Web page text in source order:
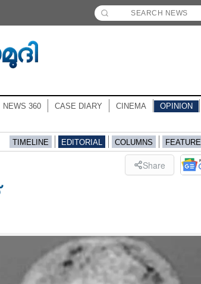
NEWS 360 CASE DIARY CINEMA OPINION
TIMELINE EDITORIAL COLUMNS FEATURE
Share